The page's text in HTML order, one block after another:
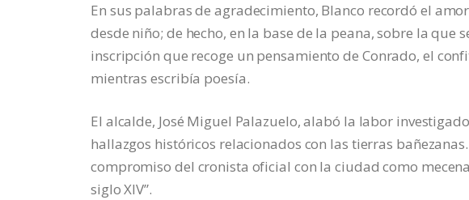
En sus palabras de agradecimiento, Blanco recordó el
desde niño; de hecho, en la base de la peana, sobre la que
inscripción que recoge un pensamiento de Conrado, el
mientras escribía poesía.
El alcalde, José Miguel Palazuelo, alabó la labor
hallazgos históricos relacionados con las tierras
compromiso del cronista oficial con la ciudad como
siglo XIV”.